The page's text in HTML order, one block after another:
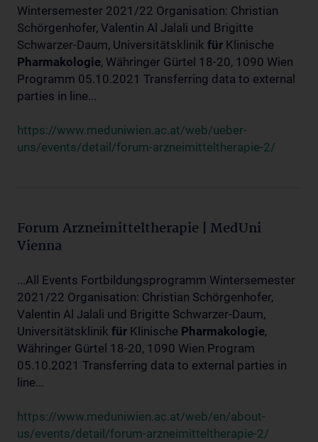
Wintersemester 2021/22 Organisation: Christian
Schörgenhofer, Valentin Al Jalali und Brigitte
Schwarzer-Daum, Universitätsklinik für Klinische
Pharmakologie, Währinger Gürtel 18-20, 1090 Wien
Programm 05.10.2021 Transferring data to external
parties in line...
https://www.meduniwien.ac.at/web/ueber-
uns/events/detail/forum-arzneimitteltherapie-2/
Forum Arzneimitteltherapie | MedUni
Vienna
...All Events Fortbildungsprogramm Wintersemester
2021/22 Organisation: Christian Schörgenhofer,
Valentin Al Jalali und Brigitte Schwarzer-Daum,
Universitätsklinik für Klinische Pharmakologie,
Währinger Gürtel 18-20, 1090 Wien Program
05.10.2021 Transferring data to external parties in
line...
https://www.meduniwien.ac.at/web/en/about-
us/events/detail/forum-arzneimitteltherapie-2/